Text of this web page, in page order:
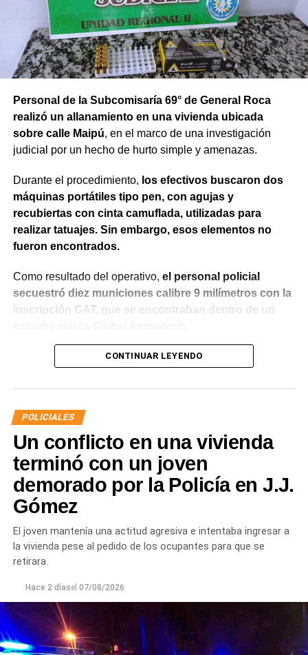
Personal de la Subcomisaría 69° de General Roca
realizó un allanamiento en una vivienda ubicada
sobre calle Maipú, en el marco de una investigación
judicial por un hecho de hurto simple y amenazas.
Durante el procedimiento, los efectivos buscaron dos
máquinas portátiles tipo pen, con agujas y
recubiertas con cinta camuflada, utilizadas para
realizar tatuajes. Sin embargo, esos elementos no
fueron encontrados.
Como resultado del operativo, el personal policial
secuestró diez municiones calibre 9 milímetros con la
inscripción GAT, que se encontraban dentro de un
Tras el hallazgo, se dio intervención a la Fiscalía N° 6,
calidad de secuestro y queden a disposición de la
CONTINUAR LEYENDO
POLICIALES
Un conflicto en una vivienda
terminó con un joven
demorado por la Policía en J.J.
Gómez
El joven mantenía una actitud agresiva e intentaba ingresar a
la vivienda pese al pedido de los ocupantes para que se
retirara.
Hace 2 díasel 07/08/2026